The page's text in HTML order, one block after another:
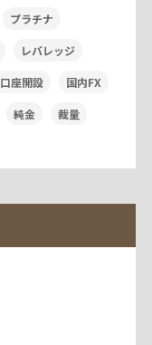
プラチナ
レバレッジ
口座開設 国内FX
純金 裁量